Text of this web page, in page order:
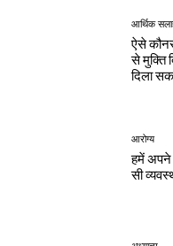
आर्थिक
ऐसे
से मुक्ति
दिला
आरोग्य
हमें अपने
सी